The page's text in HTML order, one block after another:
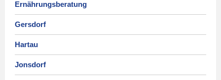
Ernährungsberatung
Gersdorf
Hartau
Jonsdorf